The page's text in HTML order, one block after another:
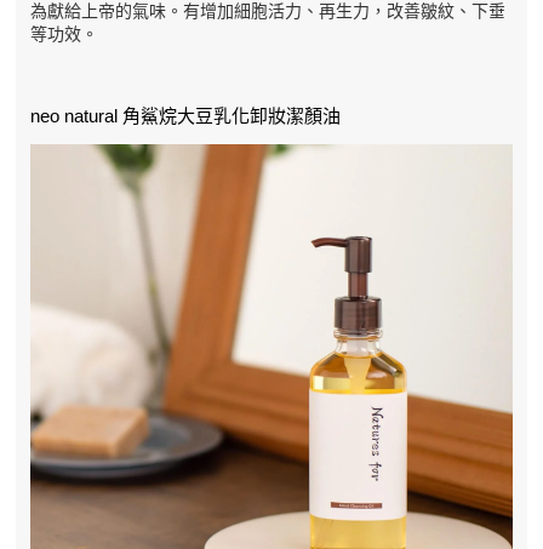
為獻給上帝的氣味。有增加細胞活力、再生力，改善皺紋、下垂
等功效。
neo natural 角鯊烷大豆乳化卸妝潔顏油